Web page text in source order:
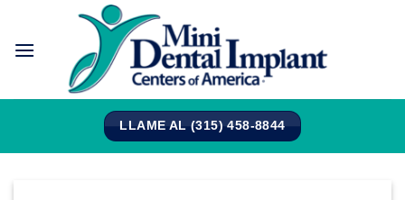
contenido
LLAME AL (315) 458-8844